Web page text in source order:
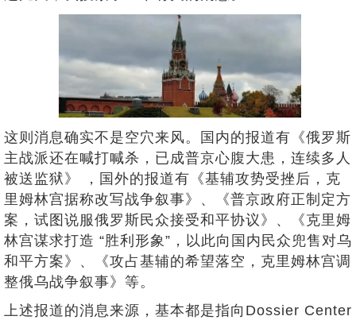
这则消息确实不是空穴来风。国内的报道有《俄罗斯
主战派还在喊打喊杀，已成普京心腹大患，连续多人
被送监狱》 ，国外的报道有《基辅攻势受挫后，克
里姆林宫据称改写战争叙事》、《普京政府正制定方
案，试图说服俄罗斯民众接受和平协议》、《克里姆
林宫谋求打造 “胜利形象”，以此向国内民众兜售对乌
和平方案》、《攻占基辅的希望落空，克里姆林宫调
整俄乌战争叙事》等。
上述报道的消息来源，基本都是指向Dossier Center